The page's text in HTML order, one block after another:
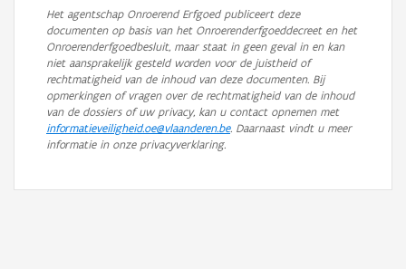
Het agentschap Onroerend Erfgoed publiceert deze
documenten op basis van het Onroerenderfgoeddecreet en het
Onroerenderfgoedbesluit, maar staat in geen geval in en kan
niet aansprakelijk gesteld worden voor de juistheid of
rechtmatigheid van de inhoud van deze documenten. Bij
opmerkingen of vragen over de rechtmatigheid van de inhoud
van de dossiers of uw privacy, kan u contact opnemen met
informatieveiligheid.oe@vlaanderen.be. Daarnaast vindt u meer
informatie in onze privacyverklaring.